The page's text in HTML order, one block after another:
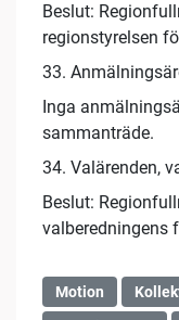
Beslut:
regionstyrelsen
33.
Inga
sammanträde.
34. Valärenden,
Beslut:
valberedningens
Motion